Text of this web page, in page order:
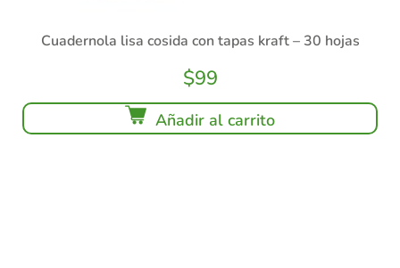
Cuadernola lisa cosida con tapas kraft – 30 hojas
$99
Añadir al carrito